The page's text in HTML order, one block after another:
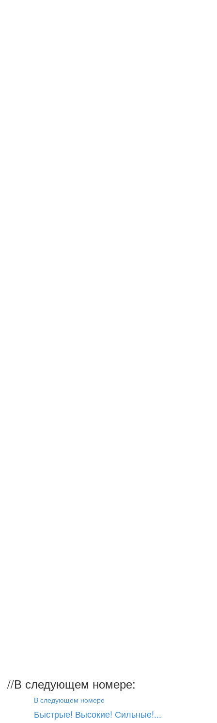
//В следующем номере:
В следующем номере
Быстрые! Высокие! Сильные!...